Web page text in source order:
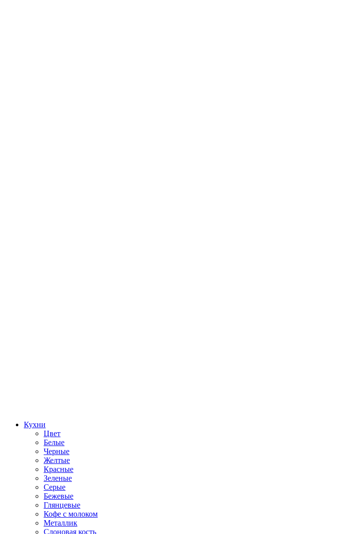
Кухни
Цвет
Белые
Черные
Желтые
Красные
Зеленые
Серые
Бежевые
Глянцевые
Кофе с молоком
Металлик
Слоновая кость